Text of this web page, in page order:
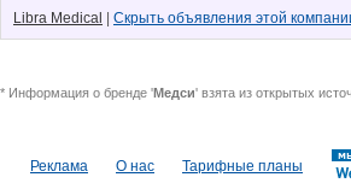
Libra Medical
Скрыть объявления этой
* Информация о бренде 'Медси' взята из открытых
Реклама О нас Тарифные планы